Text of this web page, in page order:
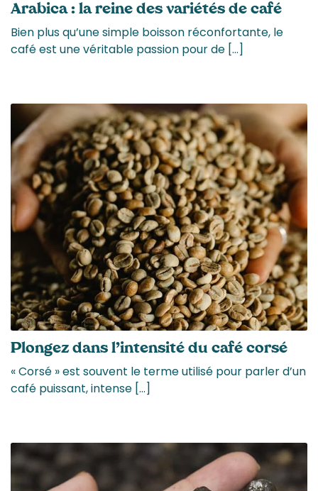
Arabica : la reine des variétés de café
Bien plus qu’une simple boisson réconfortante, le
café est une véritable passion pour de […]
Plongez dans l’intensité du café corsé
« Corsé » est souvent le terme utilisé pour parler d’un
café puissant, intense […]